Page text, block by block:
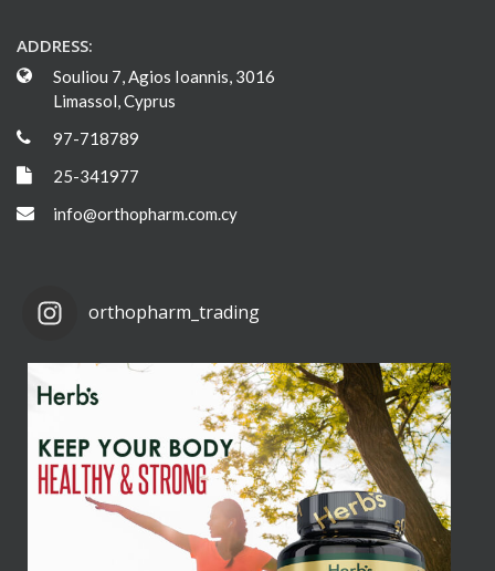
ADDRESS:
Souliou 7, Agios Ioannis, 3016
Limassol, Cyprus
97-718789
25-341977
info@orthopharm.com.cy
orthopharm_trading